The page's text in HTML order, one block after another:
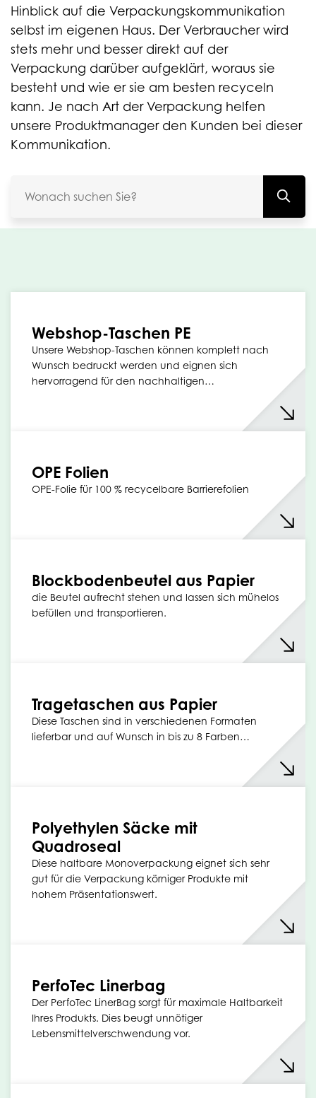
Hinblick auf die Verpackungskommunikation
selbst im eigenen Haus. Der Verbraucher wird
stets mehr und besser direkt auf der
Verpackung darüber aufgeklärt, woraus sie
besteht und wie er sie am besten recyceln
kann. Je nach Art der Verpackung helfen
unsere Produktmanager den Kunden bei dieser
Kommunikation.
Webshop-Taschen PE
Unsere Webshop-Taschen können komplett nach
Wunsch bedruckt werden und eignen sich
hervorragend für den nachhaltigen…
OPE Folien
OPE-Folie für 100 % recycelbare Barrierefolien
Blockbodenbeutel aus Papier
die Beutel aufrecht stehen und lassen sich mühelos
befüllen und transportieren.
Tragetaschen aus Papier
Diese Taschen sind in verschiedenen Formaten
lieferbar und auf Wunsch in bis zu 8 Farben…
Polyethylen Säcke mit
Quadroseal
Diese haltbare Monoverpackung eignet sich sehr
gut für die Verpackung körniger Produkte mit
hohem Präsentationswert.
PerfoTec Linerbag
Der PerfoTec LinerBag sorgt für maximale Haltbarkeit
Ihres Produkts. Dies beugt unnötiger
Lebensmittelverschwendung vor.